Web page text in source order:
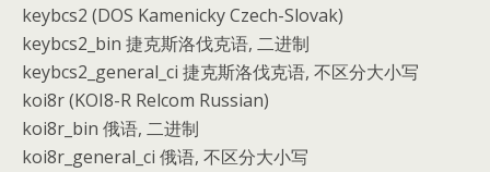
keybcs2 (DOS Kamenicky Czech-Slovak)
keybcs2_bin 捷克斯洛伐克语, 二进制
keybcs2_general_ci 捷克斯洛伐克语, 不区分大小写
koi8r (KOI8-R Relcom Russian)
koi8r_bin 俄语, 二进制
koi8r_general_ci 俄语, 不区分大小写